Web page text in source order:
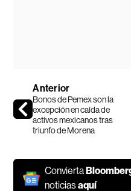
Anterior
Bonos de Pemex son la
excepción en caída de
activos mexicanos tras
triunfo de Morena
Convierta
noticiasaquí